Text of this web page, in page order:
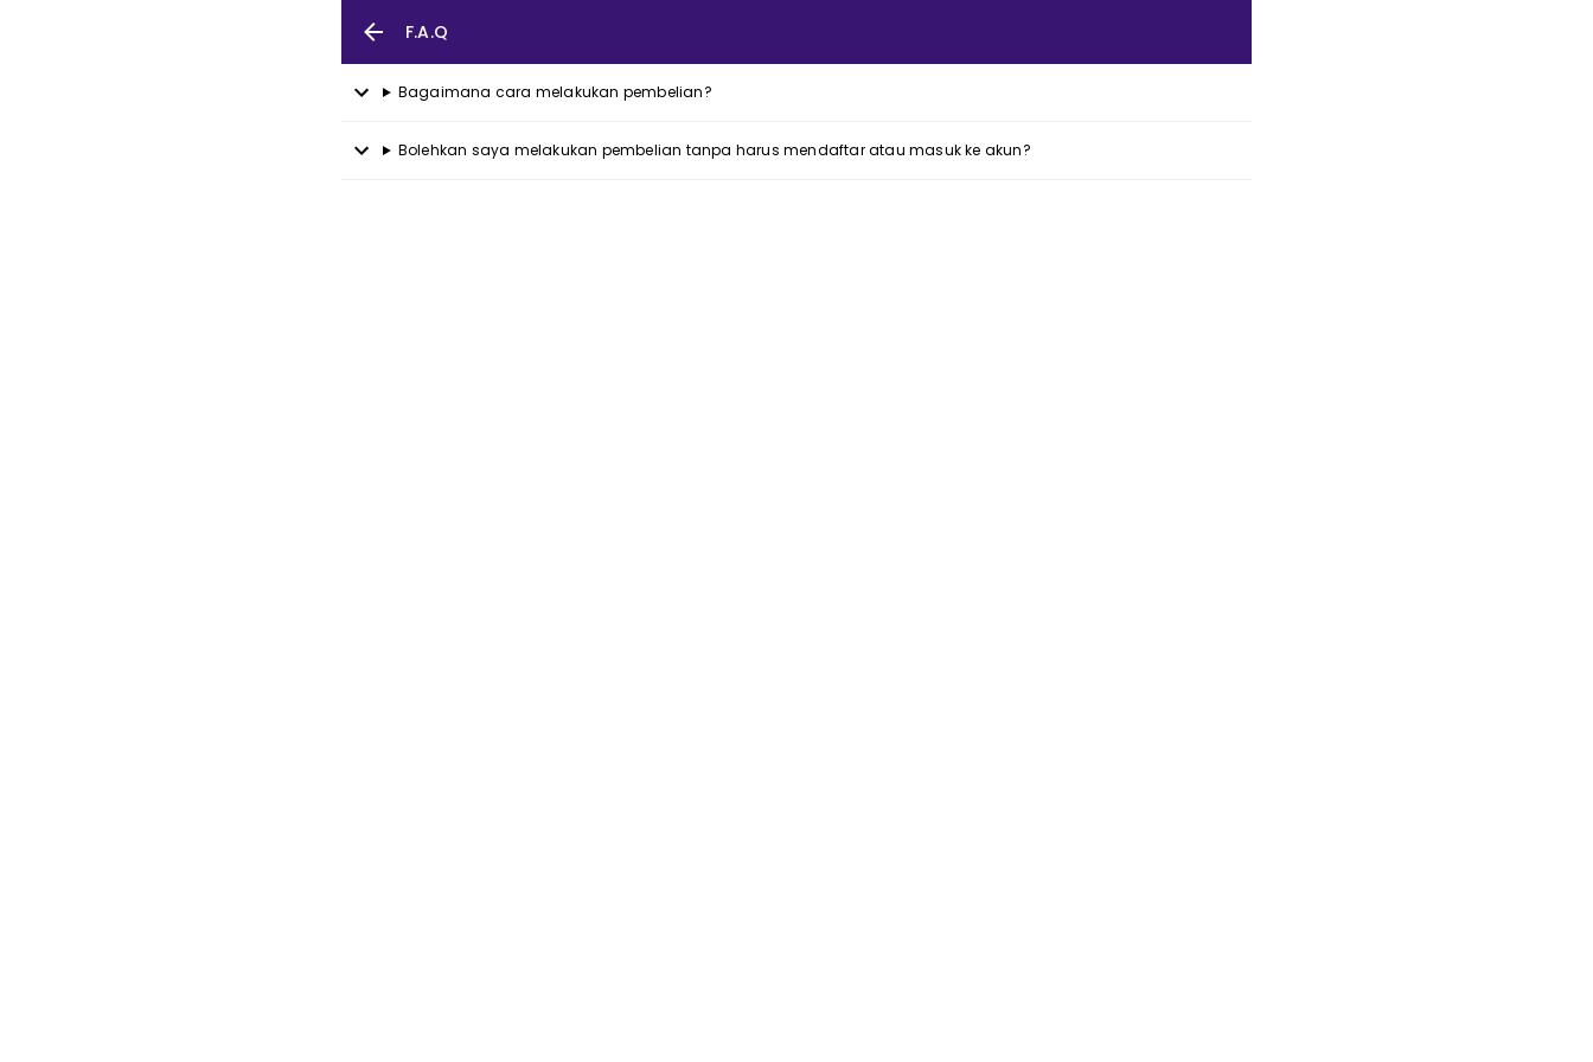
F.A.Q
Bagaimana cara melakukan pembelian?
Bolehkan saya melakukan pembelian tanpa harus mendaftar atau masuk ke akun?